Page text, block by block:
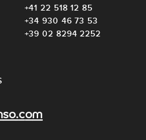
+41 22 518 12 85
+34 930 46 73 53
+39 02 8294 2252